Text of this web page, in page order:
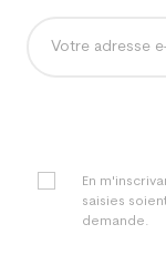
En
saisies
demande.